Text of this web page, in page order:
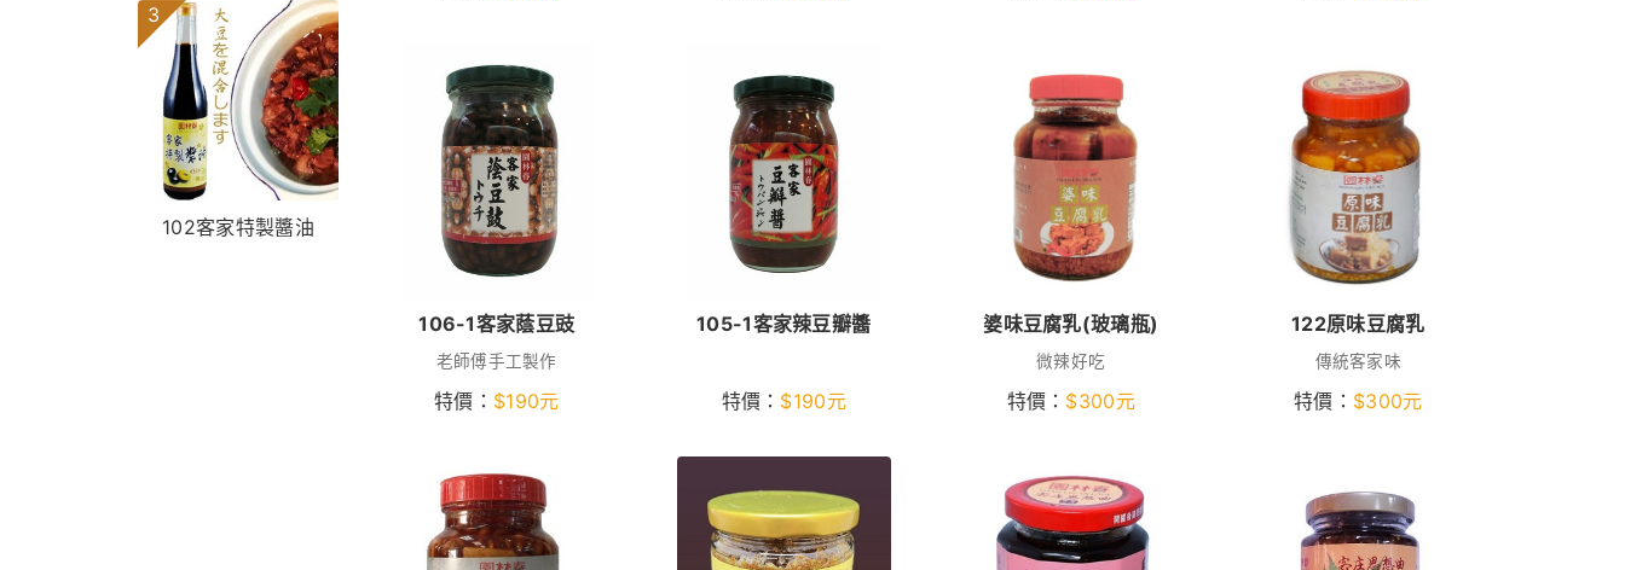
3
102客家特製醬油
106-1客家蔭豆豉
老師傅手工製作
特價： $190元
105-1客家辣豆瓣醬
特價： $190元
婆味豆腐乳(玻璃瓶)
微辣好吃
特價： $300元
122原味豆腐乳
傳統客家味
特價： $300元